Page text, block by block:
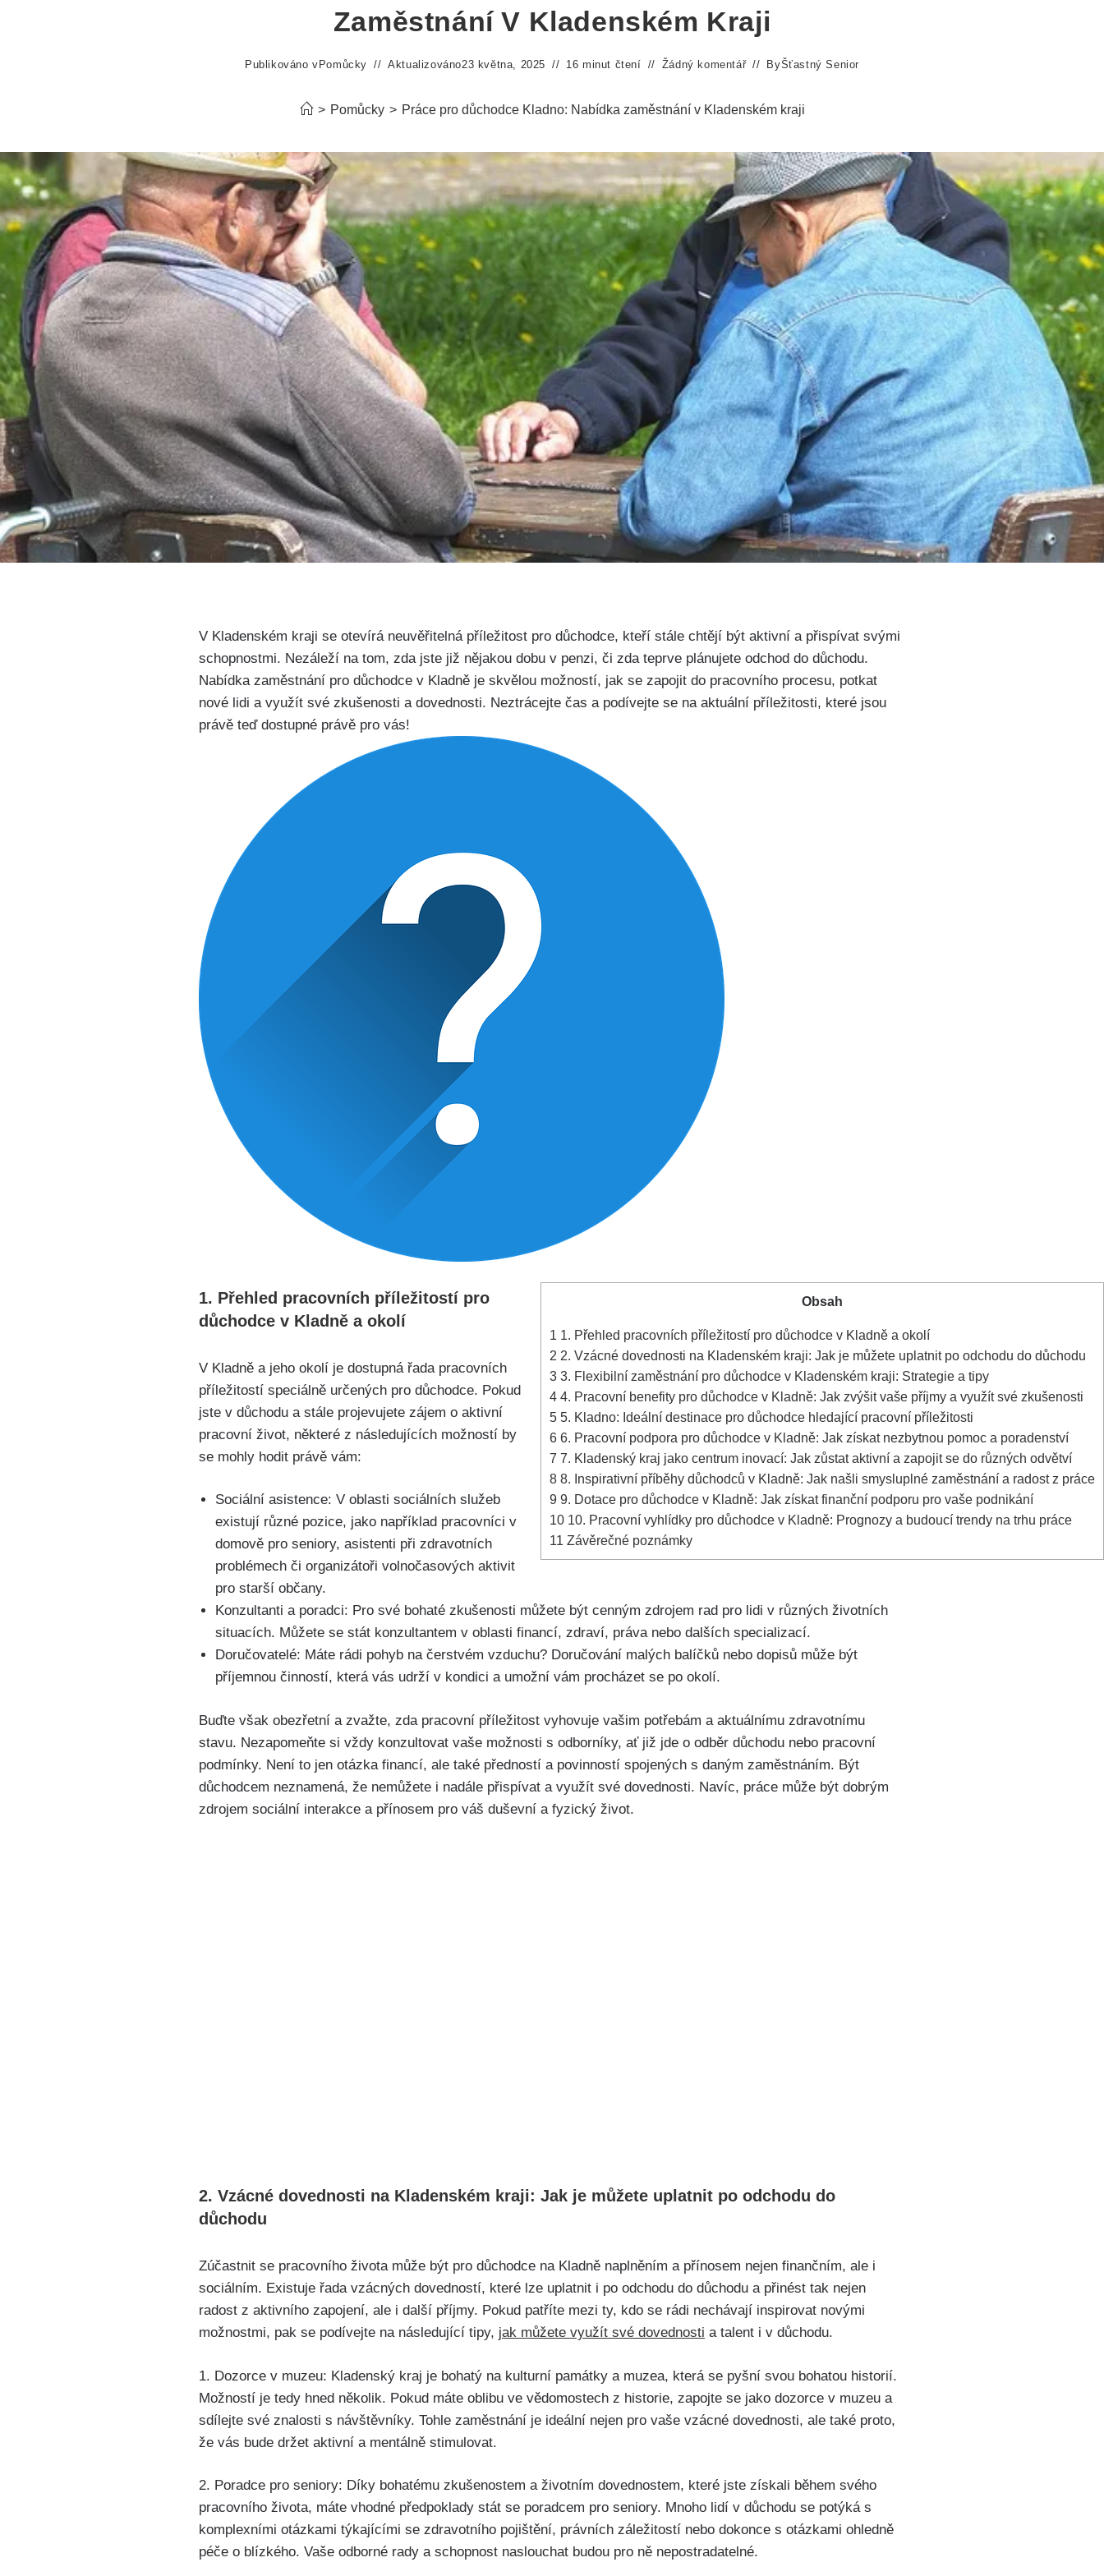
Zaměstnání V Kladenském Kraji
Publikováno v Pomůcky Aktualizováno23 května, 2025 16 minut čtení Žádný komentář ByŠťastný Senior
> Pomůcky > Práce pro důchodce Kladno: Nabídka zaměstnání v Kladenském kraji
V Kladenském kraji se otevírá neuvěřitelná příležitost pro důchodce, kteří stále chtějí být aktivní a přispívat svými
schopnostmi. Nezáleží na tom, zda jste již nějakou dobu v penzi, či zda teprve plánujete odchod do důchodu.
Nabídka zaměstnání pro důchodce v Kladně je skvělou možností, jak se zapojit do pracovního procesu, potkat
nové lidi a využít své zkušenosti a dovednosti. Neztrácejte čas a podívejte se na aktuální příležitosti, které jsou
právě teď dostupné právě pro vás!
Obsah
1 1. Přehled pracovních příležitostí pro důchodce v Kladně a okolí
2 2. Vzácné dovednosti na Kladenském kraji: Jak je můžete uplatnit po odchodu do důchodu
3 3. Flexibilní zaměstnání pro důchodce v Kladenském kraji: Strategie a tipy
4 4. Pracovní benefity pro důchodce v Kladně: Jak zvýšit vaše příjmy a využít své zkušenosti
5 5. Kladno: Ideální destinace pro důchodce hledající pracovní příležitosti
6 6. Pracovní podpora pro důchodce v Kladně: Jak získat nezbytnou pomoc a poradenství
7 7. Kladenský kraj jako centrum inovací: Jak zůstat aktivní a zapojit se do různých odvětví
8 8. Inspirativní příběhy důchodců v Kladně: Jak našli smysluplné zaměstnání a radost z práce
9 9. Dotace pro důchodce v Kladně: Jak získat finanční podporu pro vaše podnikání
10 10. Pracovní vyhlídky pro důchodce v Kladně: Prognozy a budoucí trendy na trhu práce
11 Závěrečné poznámky
1. Přehled pracovních příležitostí pro
důchodce v Kladně a okolí
V Kladně a jeho okolí je dostupná řada pracovních
příležitostí speciálně určených pro důchodce. Pokud
jste v důchodu a stále projevujete zájem o aktivní
pracovní život, některé z následujících možností by
se mohly hodit právě vám:
Sociální asistence: V oblasti sociálních služeb
existují různé pozice, jako například pracovníci v
domově pro seniory, asistenti při zdravotních
problémech či organizátoři volnočasových aktivit
pro starší občany.
Konzultanti a poradci: Pro své bohaté zkušenosti můžete být cenným zdrojem rad pro lidi v různých životních
situacích. Můžete se stát konzultantem v oblasti financí, zdraví, práva nebo dalších specializací.
Doručovatelé: Máte rádi pohyb na čerstvém vzduchu? Doručování malých balíčků nebo dopisů může být
příjemnou činností, která vás udrží v kondici a umožní vám procházet se po okolí.
Buďte však obezřetní a zvažte, zda pracovní příležitost vyhovuje vašim potřebám a aktuálnímu zdravotnímu
stavu. Nezapomeňte si vždy konzultovat vaše možnosti s odborníky, ať již jde o odběr důchodu nebo pracovní
podmínky. Není to jen otázka financí, ale také předností a povinností spojených s daným zaměstnáním. Být
důchodcem neznamená, že nemůžete i nadále přispívat a využít své dovednosti. Navíc, práce může být dobrým
zdrojem sociální interakce a přínosem pro váš duševní a fyzický život.
2. Vzácné dovednosti na Kladenském kraji: Jak je můžete uplatnit po odchodu do
důchodu
Zúčastnit se pracovního života může být pro důchodce na Kladně naplněním a přínosem nejen finančním, ale i
sociálním. Existuje řada vzácných dovedností, které lze uplatnit i po odchodu do důchodu a přinést tak nejen
radost z aktivního zapojení, ale i další příjmy. Pokud patříte mezi ty, kdo se rádi nechávají inspirovat novými
možnostmi, pak se podívejte na následující tipy, jak můžete využít své dovednosti a talent i v důchodu.
1. Dozorce v muzeu: Kladenský kraj je bohatý na kulturní památky a muzea, která se pyšní svou bohatou historií.
Možností je tedy hned několik. Pokud máte oblibu ve vědomostech z historie, zapojte se jako dozorce v muzeu a
sdílejte své znalosti s návštěvníky. Tohle zaměstnání je ideální nejen pro vaše vzácné dovednosti, ale také proto,
že vás bude držet aktivní a mentálně stimulovat.
2. Poradce pro seniory: Díky bohatému zkušenostem a životním dovednostem, které jste získali během svého
pracovního života, máte vhodné předpoklady stát se poradcem pro seniory. Mnoho lidí v důchodu se potýká s
komplexními otázkami týkajícími se zdravotního pojištění, právních záležitostí nebo dokonce s otázkami ohledně
péče o blízkého. Vaše odborné rady a schopnost naslouchat budou pro ně nepostradatelné.